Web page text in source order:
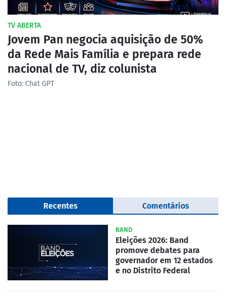
TV ABERTA
Jovem Pan negocia aquisição de 50%
da Rede Mais Família e prepara rede
nacional de TV, diz colunista
Foto: Chat GPT
Recentes Comentários
BAND
Eleições 2026: Band
promove debates para
governador em 12 estados
e no Distrito Federal